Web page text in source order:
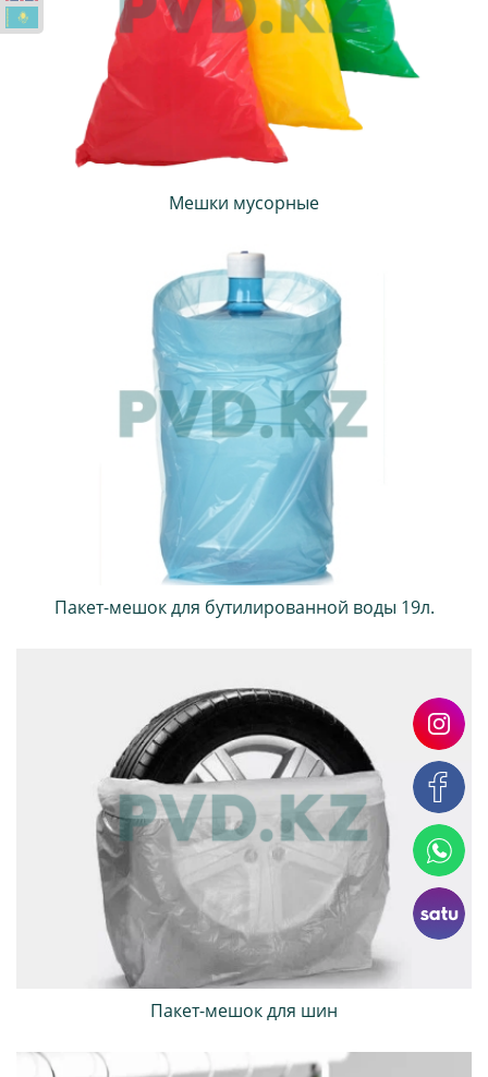
Мешки мусорные
Пакет-мешок для бутилированной воды 19л.
Пакет-мешок для шин